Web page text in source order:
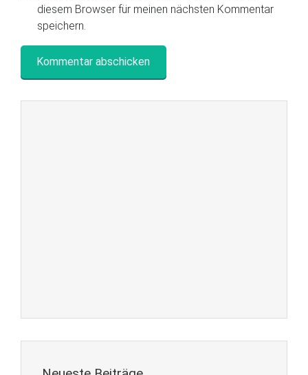
diesem Browser für meinen nächsten Kommentar
speichern.